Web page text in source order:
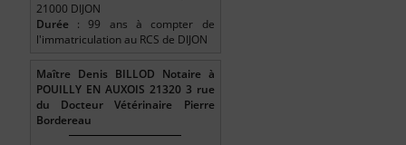
21000 DIJON
Durée : 99 ans à compter de
l'immatriculation au RCS de DIJON
Maître Denis BILLOD Notaire à
POUILLY EN AUXOIS 21320 3 rue
du Docteur Vétérinaire Pierre
Bordereau